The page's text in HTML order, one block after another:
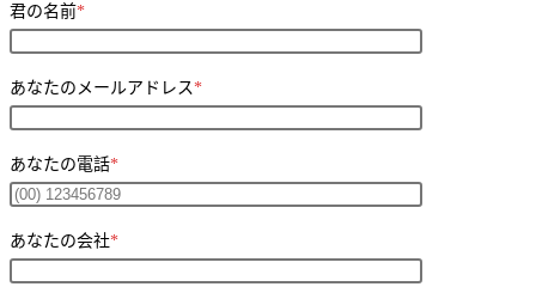
君の名前*
あなたのメールアドレス*
あなたの電話*
あなたの会社*